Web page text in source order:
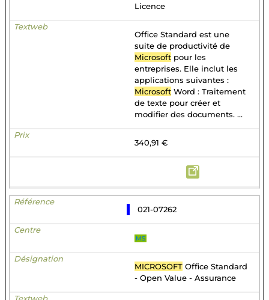
Licence
Office Standard est une
suite de productivité de
Microsoft pour les
entreprises. Elle inclut les
applications suivantes :
Microsoft Word : Traitement
de texte pour créer et
modifier des documents. ...
340,91 €
021-07262
MS
MICROSOFT Office Standard
- Open Value - Assurance